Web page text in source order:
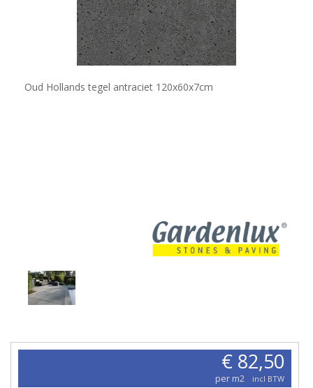
Oud Hollands tegel antraciet 120x60x7cm
€ 82,50
per m2 incl BTW